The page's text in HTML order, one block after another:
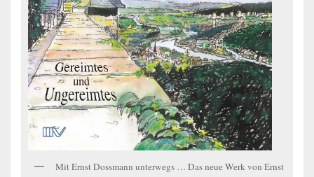
Mit Ernst Dossmann unterwegs … Das neue Werk von Ernst